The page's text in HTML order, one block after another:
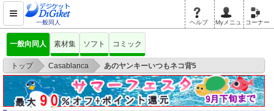
一般同人 ヘルプ Myメニュ コーナー
一般向同人 素材集 ソフト コミック
トップ > Casablanca > あのヤンキーいつもネコ背5